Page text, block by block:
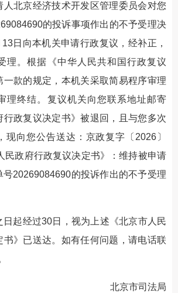
北京经济技术开发区管理委员会对您
的投诉事项作出的不予受理决
日向本机关申请行政复议，经补正，
理。根据《中华人民共和国行政复议
一款的规定，本机关采取简易程序审理
理终结。复议机关向您联系地址邮寄
行政复议决定书》被退回，且与您多次
现向您公告送达：京政复字〔2026〕
民政府行政复议决定书》：维持被申请
号20269084690的投诉作出的不予受理
经过30日，视为上述《北京市人民
书》已送达。如有任何问题，请电话联
北京市司法局